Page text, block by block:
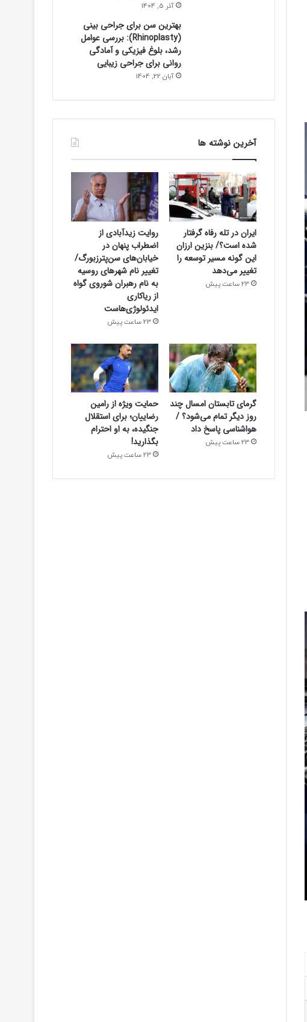
آذر 5, 1404
بهترین سن برای جراحی بینی
(Rhinoplasty): بررسی عوامل
رشد، بلوغ فیزیکی و آمادگی
روانی برای جراحی زیبایی
آبان 22, 1404
آخرین نوشته ها
ایران در تله رفاه گرفتار
شده است؟/ بنزین ارزان
این گونه مسیر توسعه را
تغییر می‌دهد
23 ساعت پیش
روایت زیدآبادی از
اضطراب پنهان در
خیابان‌های سن‌پترزبورگ/
تغییر نام شهرهای روسیه
به نام رهبران شوروی گواه
از ریاکاری
ایدئولوژی‌هاست
23 ساعت پیش
گرمای تابستان امسال چند
روز دیگر تمام می‌شود؟ /
هواشناسی پاسخ داد
23 ساعت پیش
حمایت ویژه از رامین
رضاییان؛ برای استقلال
جنگیده، به او احترام
بگذارید!
23 ساعت پیش